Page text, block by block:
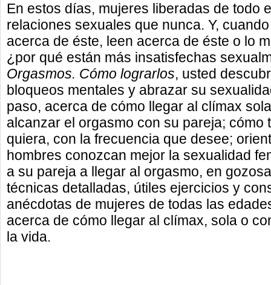
En estos días, mujeres liberadas de todo
relaciones sexuales que nunca. Y,
acerca de éste, leen acerca de éste o lo
¿por qué están más insatisfechas
Orgasmos. Cómo lograrlos, usted
bloqueos mentales y abrazar su
paso, acerca de cómo llegar al clímax
alcanzar el orgasmo con su pareja; cómo
quiera, con la frecuencia que desee;
hombres conozcan mejor la sexualidad
a su pareja a llegar al orgasmo, en
técnicas detalladas, útiles ejercicios y
anécdotas de mujeres de todas las
acerca de cómo llegar al clímax, sola o
la vida.